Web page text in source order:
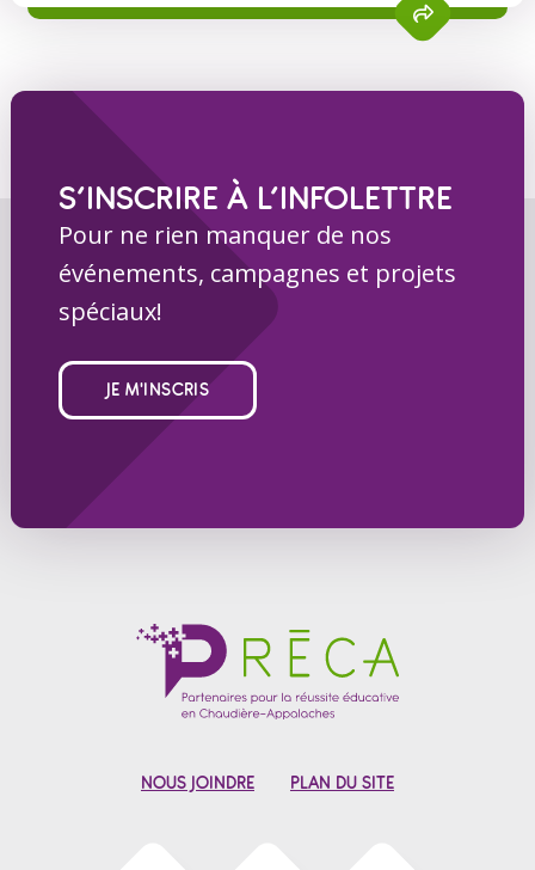
S’INSCRIRE À L’INFOLETTRE
Pour ne rien manquer de nos
événements, campagnes et projets
spéciaux!
JE M'INSCRIS
NOUS JOINDRE PLAN DU SITE